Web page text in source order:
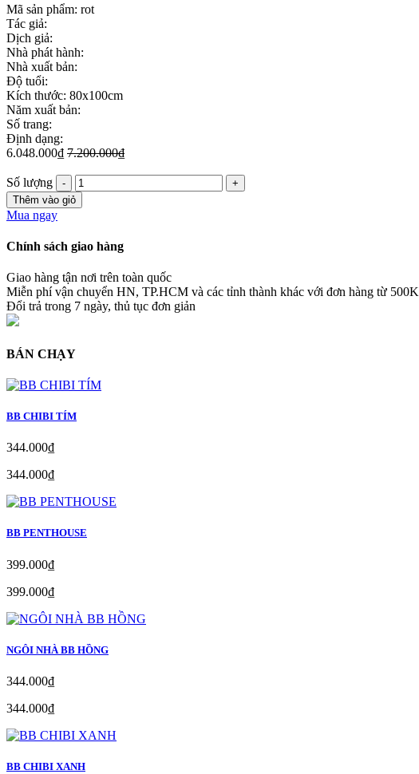
Mã sản phẩm: rot
Tác giả:
Dịch giả:
Nhà phát hành:
Nhà xuất bản:
Độ tuổi:
Kích thước: 80x100cm
Năm xuất bản:
Số trang:
Định dạng:
6.048.000₫ 7.200.000₫
Số lượng
Thêm vào giỏ
Mua ngay
Chính sách giao hàng
Giao hàng tận nơi trên toàn quốc
Miễn phí vận chuyển HN, TP.HCM và các tỉnh thành khác với đơn hàng từ 500K
Đổi trả trong 7 ngày, thủ tục đơn giản
BÁN CHẠY
BB CHIBI TÍM
344.000₫
344.000₫
BB PENTHOUSE
399.000₫
399.000₫
NGÔI NHÀ BB HỒNG
344.000₫
344.000₫
BB CHIBI XANH